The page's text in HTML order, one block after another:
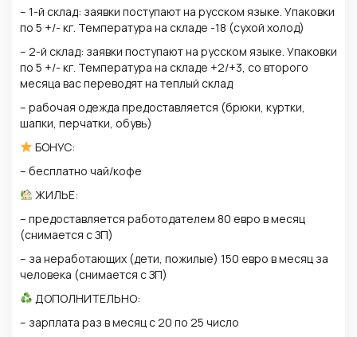
– 1-й склад: заявки поступают на русском языке. Упаковки
по 5 +/- кг. Температура на складе -18 (сухой холод)
– 2-й склад: заявки поступают на русском языке. Упаковки
по 5 +/- кг. Температура на складе +2/+3, со второго
месяца вас переводят на теплый склад
– рабочая одежда предоставляется (брюки, куртки,
шапки, перчатки, обувь)
БОНУС:
– бесплатно чай/кофе
ЖИЛЬЕ:
– предоставляется работодателем 80 евро в месяц
(снимается с ЗП)
– за неработающих (дети, пожилые) 150 евро в месяц за
человека (снимается с ЗП)
ДОПОЛНИТЕЛЬНО:
– зарплата раз в месяц c 20 по 25 число